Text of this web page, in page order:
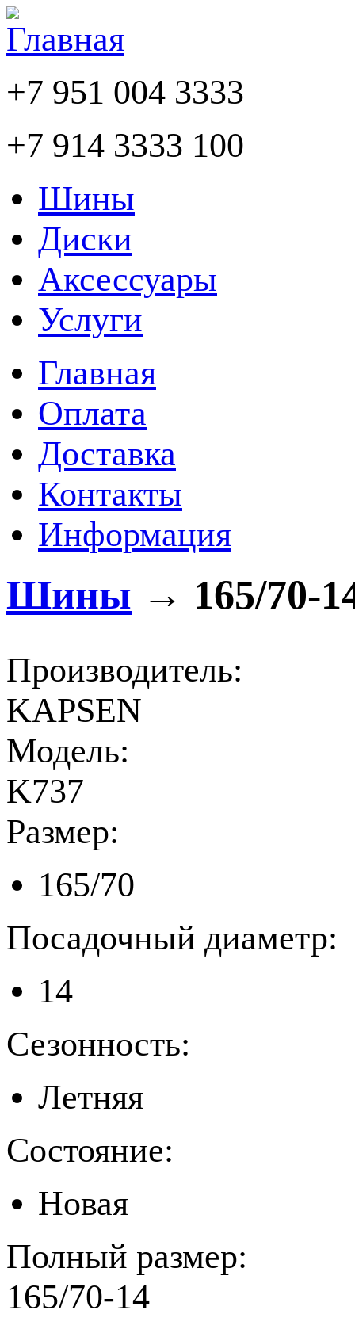
+7 951 004 3333
+7 914 3333 100
Шины
Диски
Аксессуары
Услуги
Главная
Оплата
Доставка
Контакты
Информация
Шины → 165/70-
Производитель:
KAPSEN
Модель:
K737
Размер:
165/70
Посадочный диаметр:
14
Сезонность:
Летняя
Состояние:
Новая
Полный размер:
165/70-14